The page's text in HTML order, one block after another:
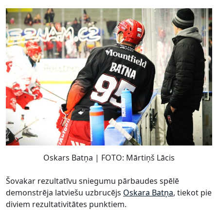
Oskars Batņa | FOTO: Mārtiņš Lācis
Šovakar rezultatīvu sniegumu pārbaudes spēlē
demonstrēja latviešu uzbrucējs Oskara Batņa, tiekot pie
diviem rezultativitātes punktiem.